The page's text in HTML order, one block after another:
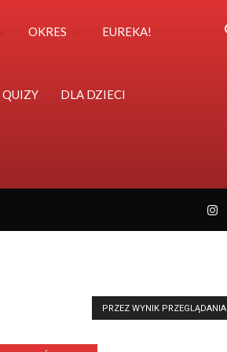
OKRES EUREKA!
QUIZY DLA DZIECI
PRZEZ WYNIK PRZEGLĄDANIA